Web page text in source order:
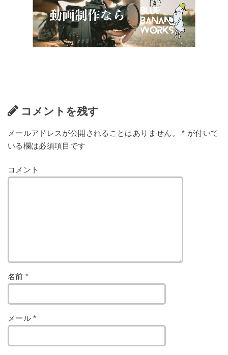
コメントを残す
メールアドレスが公開されることはありません。 * が付いて
いる欄は必須項目です
コメント
名前 *
メール*